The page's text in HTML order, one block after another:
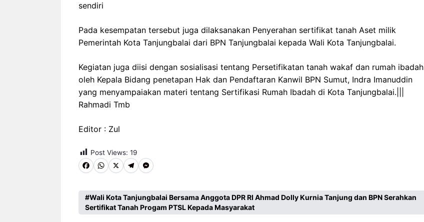
sendiri
Pada kesempatan tersebut juga dilaksanakan Penyerahan sertifikat tanah Aset milik
Pemerintah Kota Tanjungbalai dari BPN Tanjungbalai kepada Wali Kota Tanjungbalai.
Kegiatan juga diisi dengan sosialisasi tentang Persetifikatan tanah wakaf dan rumah ibadah
oleh Kepala Bidang penetapan Hak dan Pendaftaran Kanwil BPN Sumut, Indra Imanuddin
yang menyampaiakan materi tentang Sertifikasi Rumah Ibadah di Kota Tanjungbalai.|||
Rahmadi Tmb
Editor : Zul
Post Views: 19
F
c
e
W
a
t
X T
l
e
M
s
s
Wali Kota Tanjungbalai Bersama Anggota DPR RI Ahmad Dolly Kurnia Tanjung dan BPN Serahkan
Sertifikat Tanah Progam PTSL Kepada Masyarakat